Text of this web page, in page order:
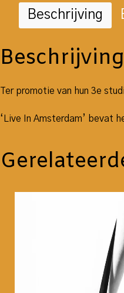
Beschrijving
Beschrijving
Ter promotie van hun 3e
‘Live In Amsterdam’ bevat